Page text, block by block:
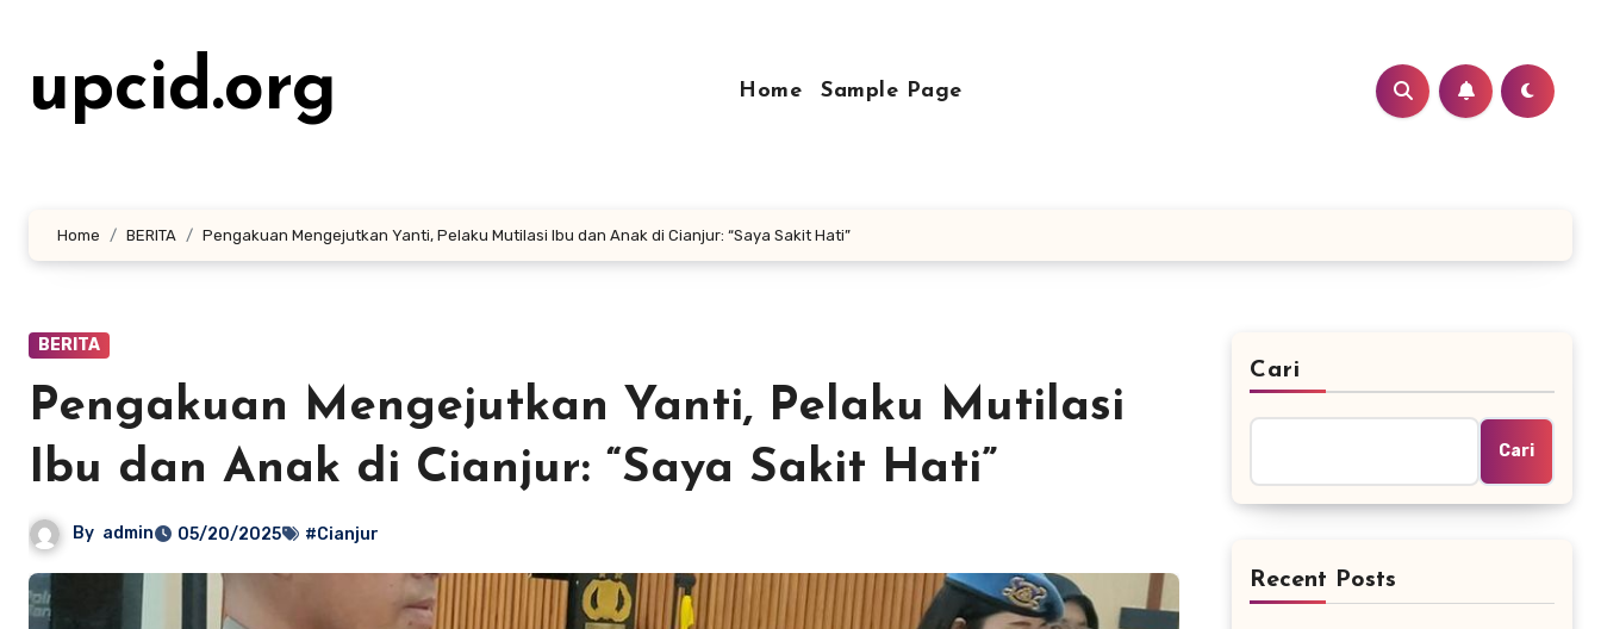
kontenupcid.org Home Sample Page
Home BERITA Pengakuan Mengejutkan Yanti, Pelaku Mutilasi Ibu dan Anak di Cianjur: “Saya Sakit Hati”
BERITA
Pengakuan Mengejutkan Yanti, Pelaku Mutilasi
Ibu dan Anak di Cianjur: “Saya Sakit Hati”
By admin 05/20/2025 #Cianjur
Cari
Cari
Recent Posts